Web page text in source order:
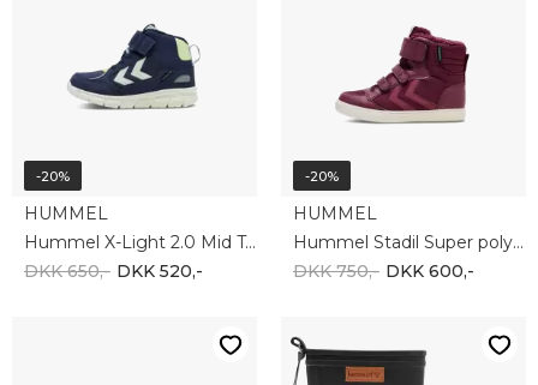
-20%
HUMMEL
Hummel X-Light 2.0 Mid Tex JR 215408-1009
DKK 650,- DKK 520,-
-20%
HUMMEL
Hummel Stadil Super poly Boot Tex JR 215389-3679
DKK 750,- DKK 600,-